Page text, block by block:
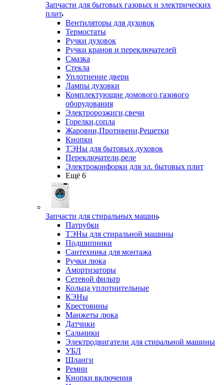
Запчасти для бытовых газовых и электрических
плит
Вентиляторы для духовок
Термостаты
Ручки духовок
Ручки кранов и переключателей
Смазка
Стекла
Уплотнение двери
Лампы духовки
Комплектующие домового газового
оборудования
Электророзжиги,свечи
Горелки,сопла
Жаровни,Противени,Решетки
Кнопки
ТЭНы для бытовых духовок
Переключатели,реле
Электроконфорки для эл. бытовых плит
Ещё 6
Запчасти для стиральных машин
Патрубки
ТЭНы для стиральной машины
Подшипники
Сантехника для монтажа
Ручки люка
Амортизаторы
Сетевой фильтр
Кольца уплотнительные
КЭНы
Крестовины
Манжеты люка
Датчики
Сальники
Электродвигатели для стиральной машины
УБЛ
Шланги
Ремни
Кнопки включения